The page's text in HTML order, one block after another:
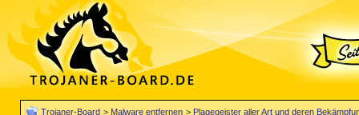
Trojaner-Board > Malware entfernen > Plagegeister aller Art und deren